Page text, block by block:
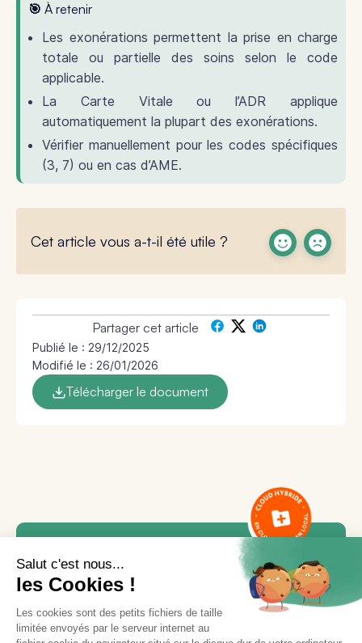
Partager cet article
Publié le : 29/12/2025
Modifié le : 26/01/2026
Télécharger le document
🎯 À retenir
Les exonérations permettent la prise en charge
totale ou partielle des soins selon le code
applicable.
La Carte Vitale ou l’ADR applique
automatiquement la plupart des exonérations.
Vérifier manuellement pour les codes spécifiques
(3, 7) ou en cas d’AME.
Cet article vous a-t-il été utile ?
Besoin d'aide ou d'une
formation ?
Notre équipe est là pour vous accompagner.